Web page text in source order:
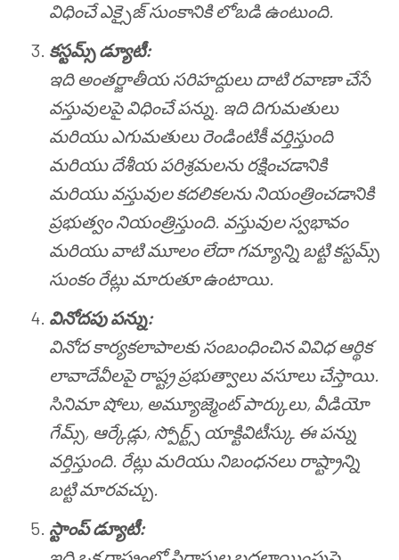
విధించే ఎక్సైజ్ సుంకానికి లోబడి ఉంటుంది.
కస్టమ్స్ డ్యూటీ:
ఇది అంతర్జాతీయ సరిహద్దులు దాటి రవాణా చేసే
వస్తువులపై విధించే పన్ను. ఇది దిగుమతులు
మరియు ఎగుమతులు రెండింటికీ వర్తిస్తుంది
మరియు దేశీయ పరిశ్రమలను రక్షించడానికి
మరియు వస్తువుల కదలికలను నియంత్రించడానికి
ప్రభుత్వం నియంత్రిస్తుంది. వస్తువుల స్వభావం
మరియు వాటి మూలం లేదా గమ్యాన్ని బట్టి కస్టమ్స్
సుంకం రేట్లు మారుతూ ఉంటాయి.
వినోదపు పన్ను:
వినోద కార్యకలాపాలకు సంబంధించిన వివిధ ఆర్థిక
లావాదేవీలపై రాష్ట్ర ప్రభుత్వాలు వసూలు చేస్తాయి.
సినిమా షోలు, అమ్యూజ్మెంట్ పార్కులు, వీడియో
గేమ్స్, ఆర్కేడ్లు, స్పోర్ట్స్ యాక్టివిటీస్కు ఈ పన్ను
వర్తిస్తుంది. రేట్లు మరియు నిబంధనలు రాష్ట్రాన్ని
బట్టి మారవచ్చు.
స్టాంప్ డ్యూటీ: